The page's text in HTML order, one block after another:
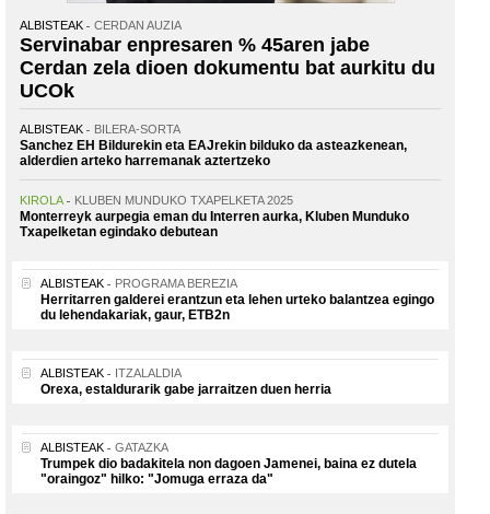
ALBISTEAK CERDAN AUZIA
Servinabar enpresaren % 45aren jabe
Cerdan zela dioen dokumentu bat aurkitu du
UCOk
ALBISTEAK BILERA-SORTA
Sanchez EH Bildurekin eta EAJrekin bilduko da asteazkenean,
alderdien arteko harremanak aztertzeko
KIROLA KLUBEN MUNDUKO TXAPELKETA 2025
Monterreyk aurpegia eman du Interren aurka, Kluben Munduko
Txapelketan egindako debutean
ALBISTEAK PROGRAMA BEREZIA
Herritarren galderei erantzun eta lehen urteko balantzea egingo
du lehendakariak, gaur, ETB2n
ALBISTEAK ITZALALDIA
Orexa, estaldurarik gabe jarraitzen duen herria
ALBISTEAK GATAZKA
Trumpek dio badakitela non dagoen Jamenei, baina ez dutela
"oraingoz" hilko: "Jomuga erraza da"